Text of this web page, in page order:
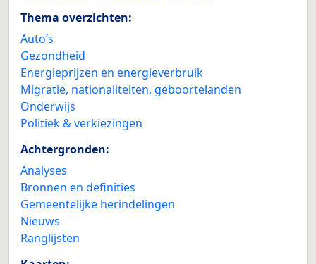
Thema overzichten:
Auto’s
Gezondheid
Energieprijzen en energieverbruik
Migratie, nationaliteiten, geboortelanden
Onderwijs
Politiek & verkiezingen
Achtergronden:
Analyses
Bronnen en definities
Gemeentelijke herindelingen
Nieuws
Ranglijsten